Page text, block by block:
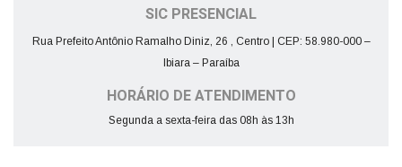
SIC PRESENCIAL
Rua Prefeito Antônio Ramalho Diniz, 26 , Centro | CEP: 58.980-000 –
Ibiara – Paraíba
HORÁRIO DE ATENDIMENTO
Segunda a sexta-feira das 08h às 13h